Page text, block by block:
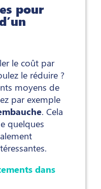
pour
le coût par
le réduire ?
moyens de
par exemple
. Cela
quelques
dans